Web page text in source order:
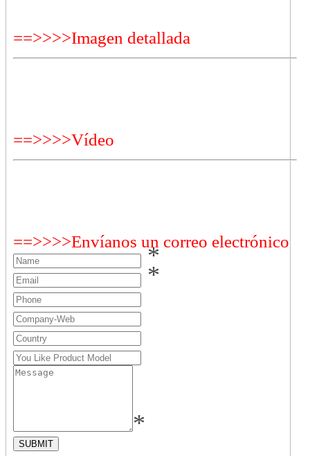
==>>>>Imagen detallada
==>>>>Vídeo
==>>>>Envíanos un correo electrónico
*
*
*